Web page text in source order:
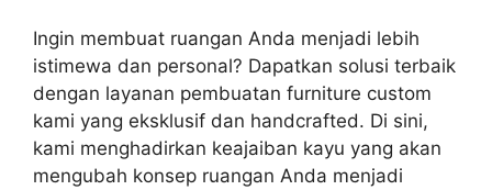
Ingin membuat ruangan Anda menjadi lebih
istimewa dan personal? Dapatkan solusi terbaik
dengan layanan pembuatan furniture custom
kami yang eksklusif dan handcrafted. Di sini,
kami menghadirkan keajaiban kayu yang akan
mengubah konsep ruangan Anda menjadi